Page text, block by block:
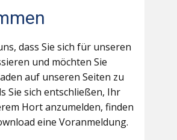
dass Sie sich für unseren
und möchten Sie
auf unseren Seiten zu
Sie sich entschließen, Ihr
Hort anzumelden, finden
eine Voranmeldung.